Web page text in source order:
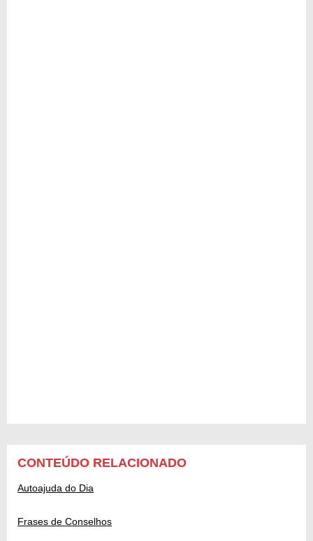
CONTEÚDO RELACIONADO
Autoajuda do Dia
Frases de Conselhos